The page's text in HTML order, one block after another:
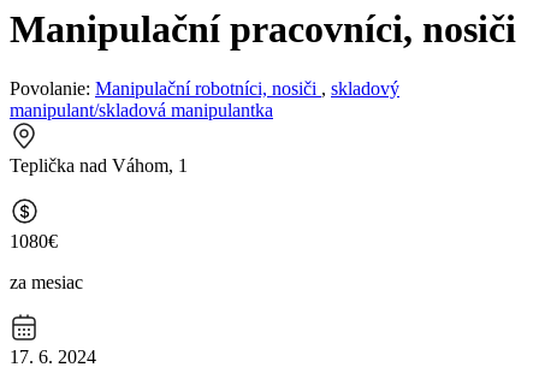
Manipulační pracovníci, nosiči
Povolanie: Manipulační robotníci, nosiči , skladový
manipulant/skladová manipulantka
Teplička nad Váhom, 1
1080€
za mesiac
17. 6. 2024